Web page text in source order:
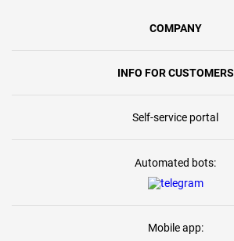
COMPANY
INFO FOR CUSTOMERS
Self-service portal
Automated bots:
Mobile app: